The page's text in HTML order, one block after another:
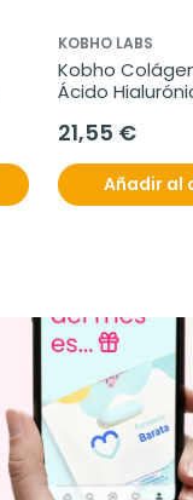
KOBHO LABS
Kobho
Ácido
21,55 €
Añadir al